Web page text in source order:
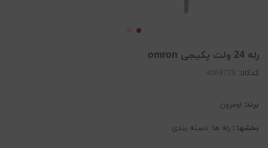
رله 24 ولت پکیجی omron
کدکالا:
برند: اومرون
بخشها : رله ها دسته بندی